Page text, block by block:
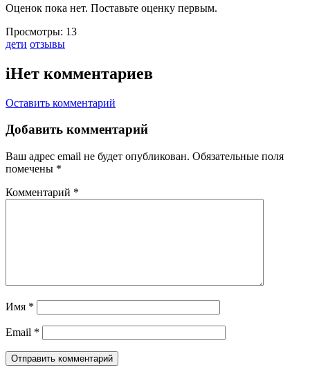
Оценок пока нет. Поставьте оценку первым.
Просмотры: 13
Тэги:
дети отзывы
iНет комментариев
Оставить комментарий
Добавить комментарий
Ваш адрес email не будет опубликован. Обязательные поля
помечены *
Комментарий *
Имя *
Email *